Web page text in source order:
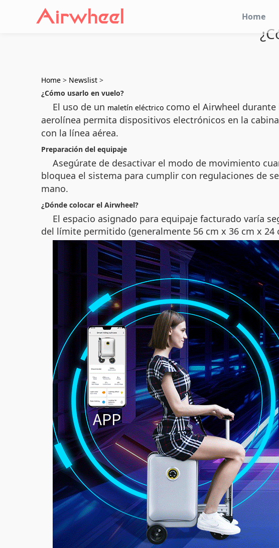
Home
Home > Newslist >
¿Cómo usarlo en vuelo?
El uso de un maletín eléctrico como el Airwheel
aerolínea permita dispositivos electrónicos en la
con la línea aérea.
Preparación del equipaje
Asegúrate de desactivar el modo de movimiento
bloquea el sistema para cumplir con regulaciones de
mano.
¿Dónde colocar el Airwheel?
El espacio asignado para equipaje facturado varía
del límite permitido (generalmente 56 cm x 36 cm x